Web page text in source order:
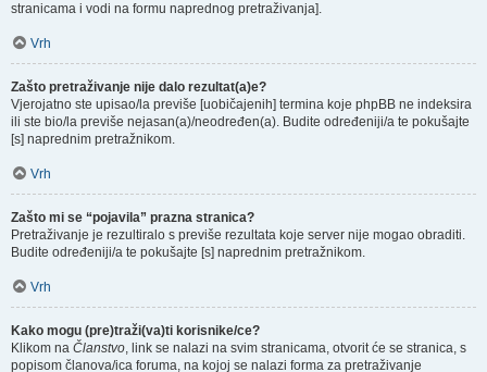
stranicama i vodi na formu naprednog pretraživanja].
Vrh
Zašto pretraživanje nije dalo rezultat(a)e?
Vjerojatno ste upisao/la previše [uobičajenih] termina koje phpBB ne indeksira
ili ste bio/la previše nejasan(a)/neodređen(a). Budite određeniji/a te pokušajte
[s] naprednim pretražnikom.
Vrh
Zašto mi se “pojavila” prazna stranica?
Pretraživanje je rezultiralo s previše rezultata koje server nije mogao obraditi.
Budite određeniji/a te pokušajte [s] naprednim pretražnikom.
Vrh
Kako mogu (pre)traži(va)ti korisnike/ce?
Klikom na Članstvo, link se nalazi na svim stranicama, otvorit će se stranica, s
popisom članova/ica foruma, na kojoj se nalazi forma za pretraživanje